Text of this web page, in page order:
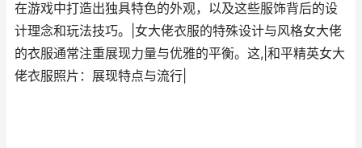
在游戏中打造出独具特色的外观，以及这些服饰背后的设
计理念和玩法技巧。|女大佬衣服的特殊设计与风格女大佬
的衣服通常注重展现力量与优雅的平衡。这,|和平精英女大
佬衣服照片：展现特点与流行|